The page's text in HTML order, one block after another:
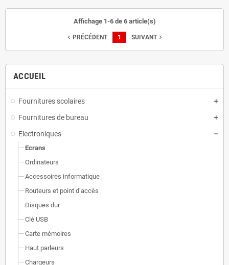
ACCUEIL
Fournitures scolaires
Fournitures de bureau
Electroniques
Ecrans
Ordinateurs
Accessoires informatique
Routeurs et point d’accès
Disques dur
Clé USB
Carte mémoires
Haut parleurs
Chargeurs
Affichage 1-6 de 6 article(s)
navigate_before PRÉCÉDENT 1 SUIVANTnavigate_next